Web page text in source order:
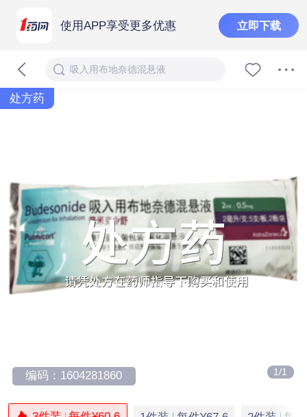
使用APP享受更多优惠 立即下载
吸入用布地奈德混悬液
处方药
1/1
编码：1604281860